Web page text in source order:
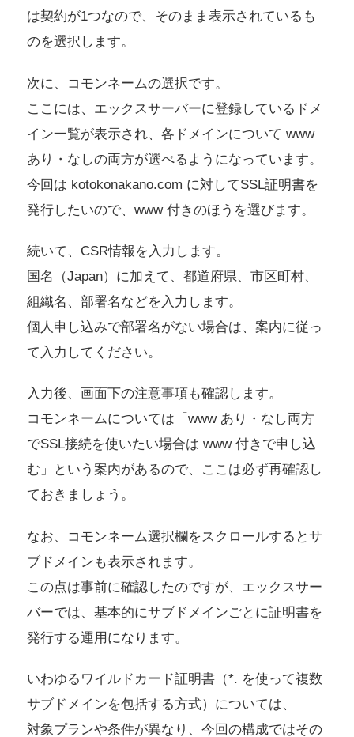
は契約が1つなので、そのまま表示されているも
のを選択します。
次に、コモンネームの選択です。
ここには、エックスサーバーに登録しているドメ
イン一覧が表示され、各ドメインについて www
あり・なしの両方が選べるようになっています。
今回は kotokonakano.com に対してSSL証明書を
発行したいので、www 付きのほうを選びます。
続いて、CSR情報を入力します。
国名（Japan）に加えて、都道府県、市区町村、
組織名、部署名などを入力します。
個人申し込みで部署名がない場合は、案内に従っ
て入力してください。
入力後、画面下の注意事項も確認します。
コモンネームについては「www あり・なし両方
でSSL接続を使いたい場合は www 付きで申し込
む」という案内があるので、ここは必ず再確認し
ておきましょう。
なお、コモンネーム選択欄をスクロールするとサ
ブドメインも表示されます。
この点は事前に確認したのですが、エックスサー
バーでは、基本的にサブドメインごとに証明書を
発行する運用になります。
いわゆるワイルドカード証明書（*. を使って複数
サブドメインを包括する方式）については、
対象プランや条件が異なり、今回の構成ではその